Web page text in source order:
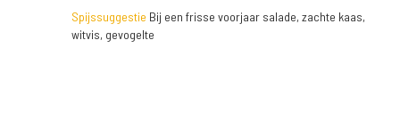
Spijssuggestie Bij een frisse voorjaar salade, zachte kaas,
witvis, gevogelte